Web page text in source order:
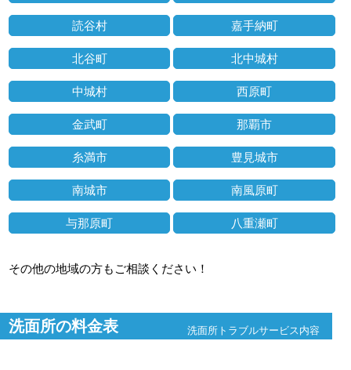
読谷村 嘉手納町
北谷町 北中城村
中城村 西原町
金武町 那覇市
糸満市 豊見城市
南城市 南風原町
与那原町 八重瀬町
その他の地域の方もご相談ください！
洗面所の料金表 洗面所トラブルサービス内容